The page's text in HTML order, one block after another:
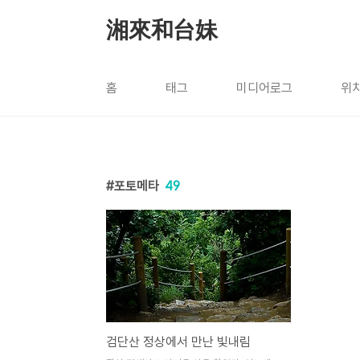
湘來和台妹
홈 태그 미디어로그 위
포토메타 49
검단산 정상에서 만난 빛내림